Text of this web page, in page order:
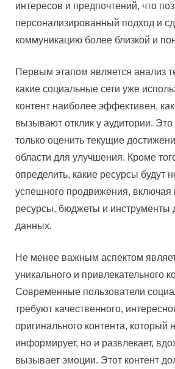
интересов и предпочтений, что
персонализированный подход и
коммуникацию более близкой и
Первым этапом является анализ
какие социальные сети уже
контент наиболее эффективен,
вызывают отклик у аудитории. Это
только оценить текущие
области для улучшения. Кроме
определить, какие ресурсы будут
успешного продвижения, включая
ресурсы, бюджеты и инструменты
данных.
Не менее важным аспектом
уникального и привлекательного
Современные пользователи
требуют качественного,
оригинального контента, который
информирует, но и развлекает,
вызывает эмоции. Этот контент